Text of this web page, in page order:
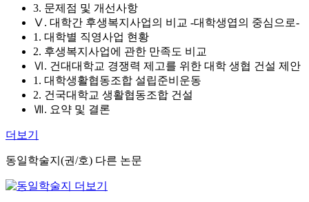
3. 문제점 및 개선사항
Ⅴ. 대학간 후생복지사업의 비교 -대학생엽의 중심으로-
1. 대학별 직영사업 현황
2. 후생복지사업에 관한 만족도 비교
Ⅵ. 건대대학교 경쟁력 제고를 위한 대학 생협 건설 제안
1. 대학생활협동조합 설립준비운동
2. 건국대학교 생활협동조합 건설
Ⅶ. 요약 및 결론
더보기
동일학술지(권/호) 다른 논문